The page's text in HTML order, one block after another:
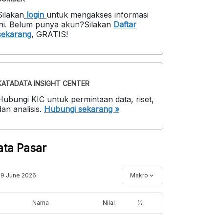
login untuk mengakses informasi
. Belum punya akun?Silakan Daftar
, GRATIS!
INSIGHT CENTER
KIC untuk permintaan data, riset,
analisis. Hubungi sekarang »
Pasar
June 2026 Makro
Nama Nilai %